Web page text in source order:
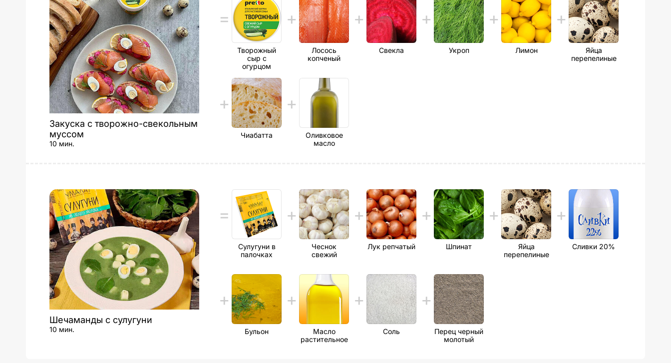
Закуска с творожно-свекольным
муссом
10 мин.
Творожный
сыр с
огурцом
Лосось
копченый
Свекла Укроп Лимон
Яйца
перепелиные
Чиабатта
Оливковое
масло
Шечаманды с сулугуни
10 мин.
Сулугуни в
палочках
Чеснок
свежий
Лук репчатый Шпинат
Яйца
перепелиные
Сливки 20%
Бульон
Масло
растительное
Соль
Перец черный
молотый